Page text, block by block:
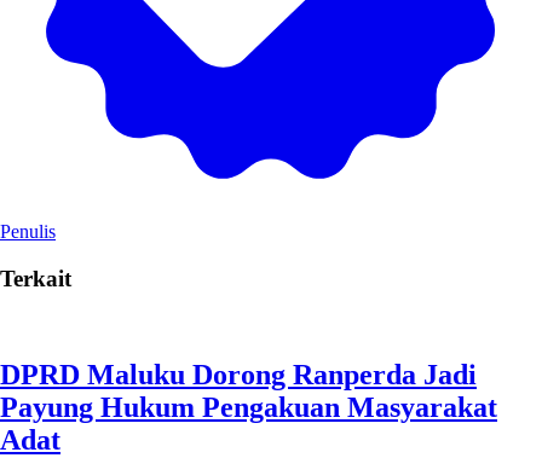
Penulis
Terkait
DPRD Maluku Dorong Ranperda Jadi
Payung Hukum Pengakuan Masyarakat
Adat